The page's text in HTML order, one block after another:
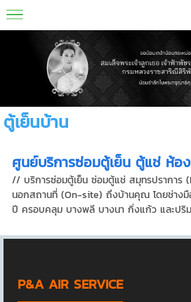
ตู้เย็นบ้าน
ศูนย์บริการซ่อมตู้เย็น ตู้แช่ ห้อ
// บริการซ่อมตู้เย็น ซ่อมตู้แช่ สมุทรปราการ
นอกสถานที่ (On-site) ถึงบ้านคุณ โดยช่างมื
ปี ครอบคลุม บางพลี บางนา กิ่งแก้ว และปริ
P&A AIR SERVICE